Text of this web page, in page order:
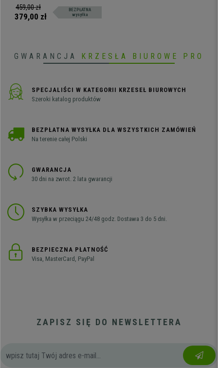
Sztuczny Rattan, kolor
Jasnobrązowy
Automatyczne włączanie i
wyłączanie.
459,00 zł
379,00 zł
BEZPŁATNA
wysyłka
GWARANCJA KRZESŁA BIUROWE PRO
SPECJALIŚCI W KATEGORII KRZESEŁ BIUROWYCH
Szeroki katalog produktów
BEZPŁATNA WYSYŁKA DLA WSZYSTKICH ZAMÓWIEŃ
Na terenie całej Polski
GWARANCJA
30 dni na zwrot. 2 lata gwarancji
SZYBKA WYSYŁKA
Wysyłka w przeciągu 24/48 godz. Dostawa 3 do 5 dni.
BEZPIECZNA PŁATNOŚĆ
Visa, MasterCard, PayPal
ZAPISZ SIĘ DO NEWSLETTERA